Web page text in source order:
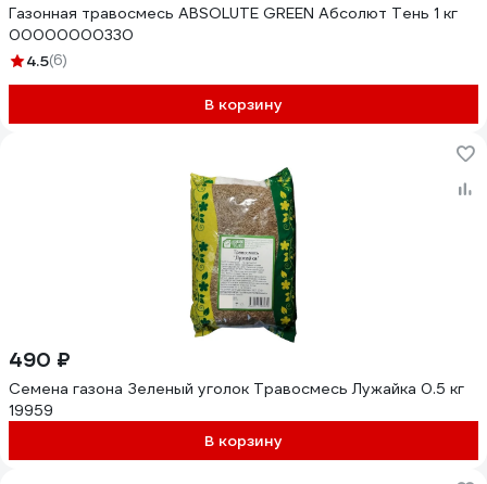
Газонная травосмесь ABSOLUTE GREEN Абсолют Тень 1 кг
00000000330
4.5(6)
В корзину
490 ₽
Семена газона Зеленый уголок Травосмесь Лужайка 0.5 кг
19959
В корзину